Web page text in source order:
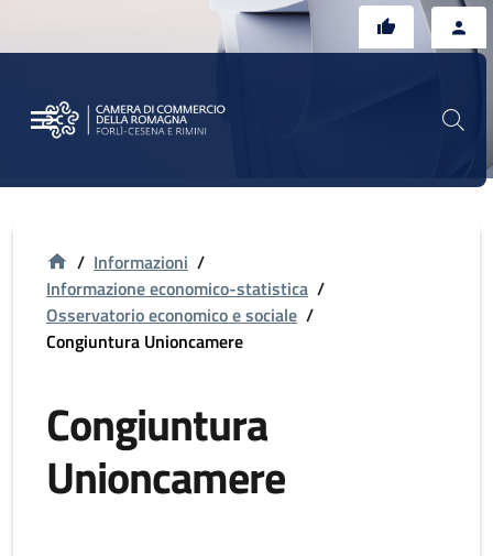
/ Informazioni /
Informazione economico-statistica /
Osservatorio economico e sociale /
Congiuntura Unioncamere
Congiuntura
Unioncamere